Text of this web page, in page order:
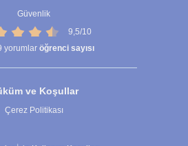
Güvenlik
9,5/10
yorumlar öğrenci sayısı
ve Koşullar
Çerez Politikası